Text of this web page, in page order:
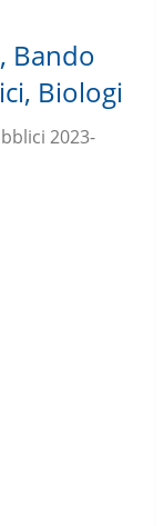
Bando
Biologi
2023-